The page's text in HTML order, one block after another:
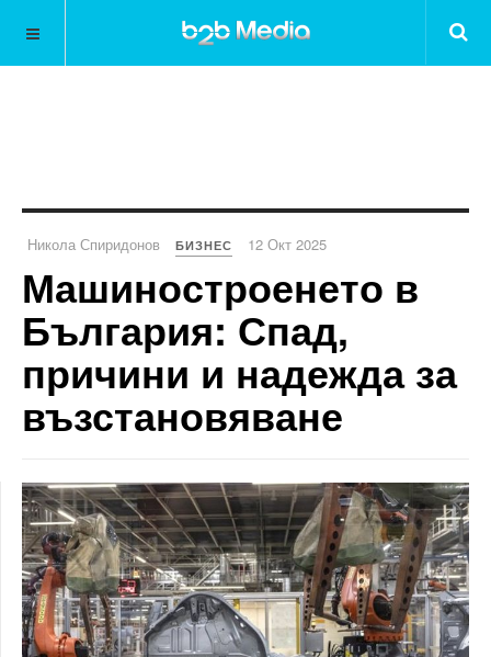
Никола Спиридонов БИЗНЕС 12 Окт 2025
Машиностроенето в
България: Спад,
причини и надежда за
възстановяване